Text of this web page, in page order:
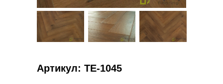
Артикул: ТE-1045